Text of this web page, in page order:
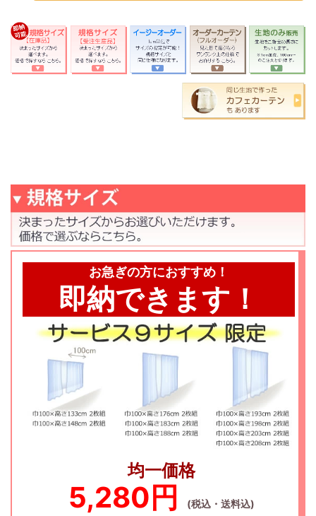
お急ぎの方におすすめ！
即納できます！
均一価格
5,280円 (税込・送料込)